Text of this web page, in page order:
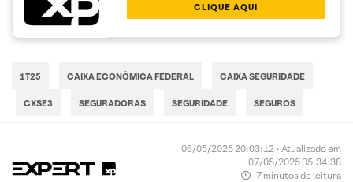
CLIQUE AQUI
1T25 CAIXA ECONÔMICA FEDERAL CAIXA SEGURIDADE
CXSE3 SEGURADORAS SEGURIDADE SEGUROS
06/05/2025 20:03:12 • Atualizado em
07/05/2025 05:34:38
7 minutos de leitura